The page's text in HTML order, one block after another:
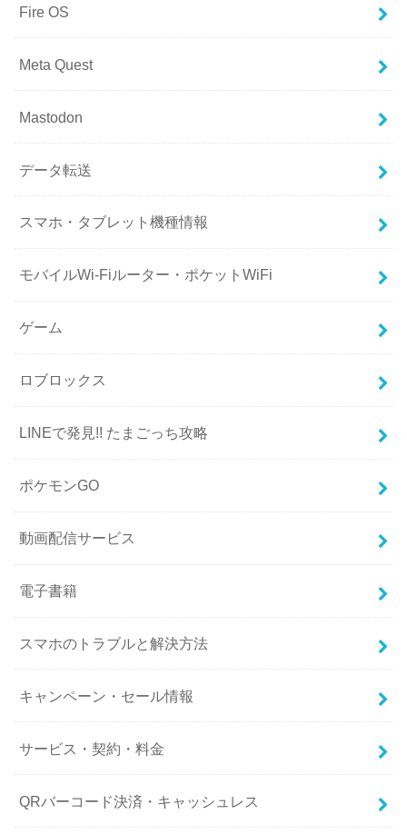
Fire OS
Meta Quest
Mastodon
データ転送
スマホ・タブレット機種情報
モバイルWi-Fiルーター・ポケットWiFi
ゲーム
ロブロックス
LINEで発見!! たまごっち攻略
ポケモンGO
動画配信サービス
電子書籍
スマホのトラブルと解決方法
キャンペーン・セール情報
サービス・契約・料金
QRバーコード決済・キャッシュレス